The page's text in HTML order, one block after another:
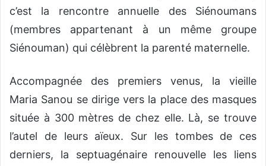
c’est la rencontre annuelle des Siénoumans
(membres appartenant à un même groupe
Siénouman) qui célèbrent la parenté maternelle.
Accompagnée des premiers venus, la vieille
Maria Sanou se dirige vers la place des masques
située à 300 mètres de chez elle. Là, se trouve
l’autel de leurs aïeux. Sur les tombes de ces
derniers, la septuagénaire renouvelle les liens